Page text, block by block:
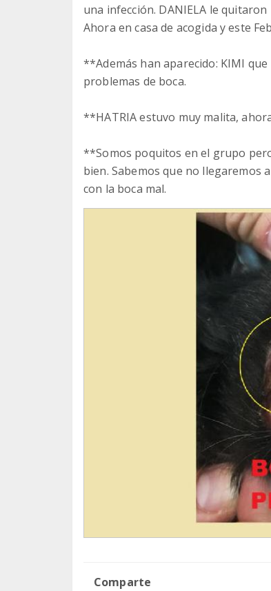
una infección. DANIELA le
Ahora en casa de acogida y este
**Además han aparecido: KIMI
problemas de boca.
**HATRIA estuvo muy malita,
**Somos poquitos en el grupo
bien. Sabemos que no llegaremos
con la boca mal.
Comparte